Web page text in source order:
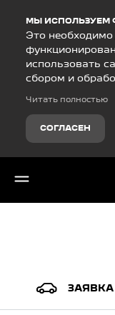
МЫ ИСПОЛЬЗУЕМ
Это необходимо
использовать
сбором и
Читать полностью
СОГЛАСЕН